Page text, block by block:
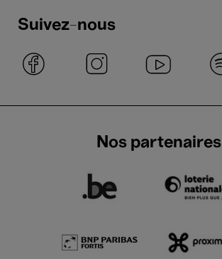
Suivez-nous
Nos partenaires